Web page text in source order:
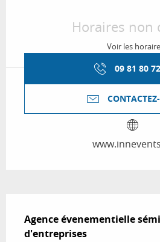
Horaires non
Voir les
09 81 80 72
Agence évenementielle
d'entreprises